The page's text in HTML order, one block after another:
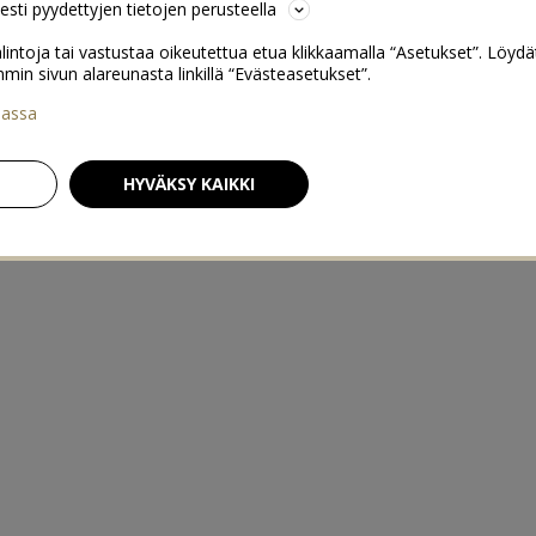
pyydettyjen tietojen perusteella
tai vastustaa oikeutettua etua klikkaamalla “Asetukset”.
sivun alareunasta linkillä “Evästeasetukset”.
HYVÄKSY KAIKKI